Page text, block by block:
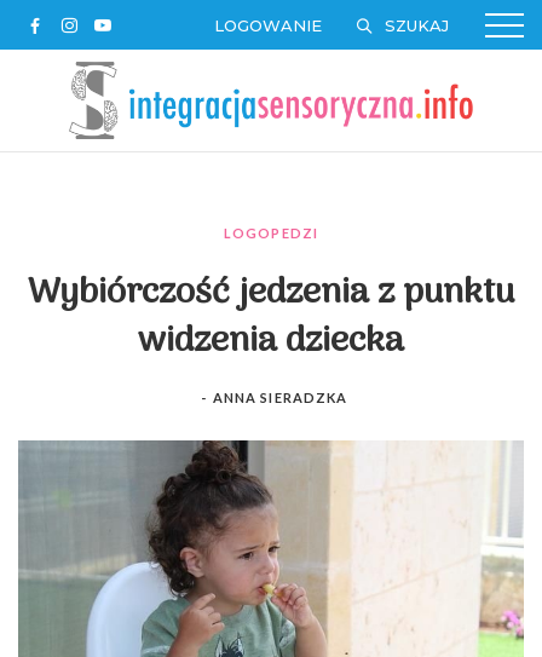
LOGOWANIE
LOGOPEDZI
Wybiórczość jedzenia z punktu
widzenia dziecka
- ANNA SIERADZKA